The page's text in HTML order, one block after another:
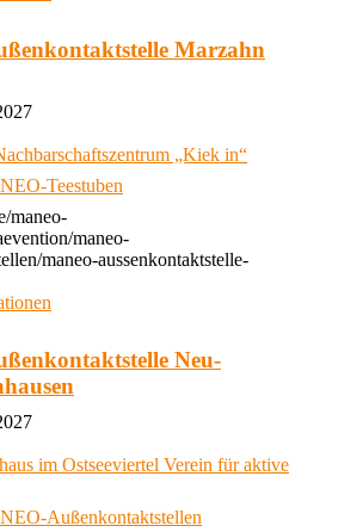
Marzahn
„Kiek in“
Teestuben
maneo-
maneo-
maneo-aussenkontaktstelle-
Neu-
im Ostseeviertel Verein für aktive
Außenkontaktstellen